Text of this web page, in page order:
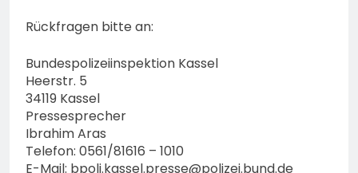
Rückfragen bitte an:
Bundespolizeiinspektion Kassel
Heerstr. 5
34119 Kassel
Pressesprecher
Ibrahim Aras
Telefon: 0561/81616 – 1010
E-Mail: bpoli.kassel.presse@polizei.bund.de